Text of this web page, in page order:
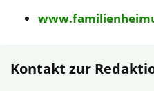
Kontakt zur